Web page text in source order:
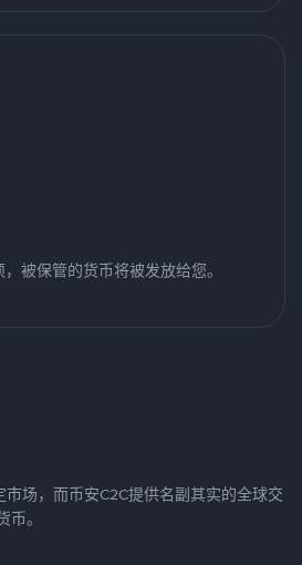
被保管的货币将被发放给您。
场，而币安C2C提供名副其实的全球交
。